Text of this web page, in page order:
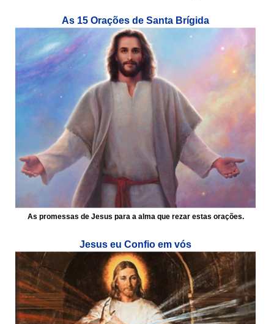
As 15 Orações de Santa Brígida
As promessas de Jesus para a alma que rezar estas orações.
Jesus eu Confio em vós